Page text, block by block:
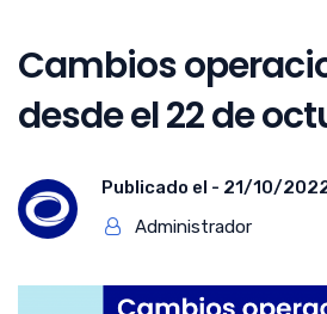
Cambios
desde el 22 de
Publicado el - 21/10/
Administrador